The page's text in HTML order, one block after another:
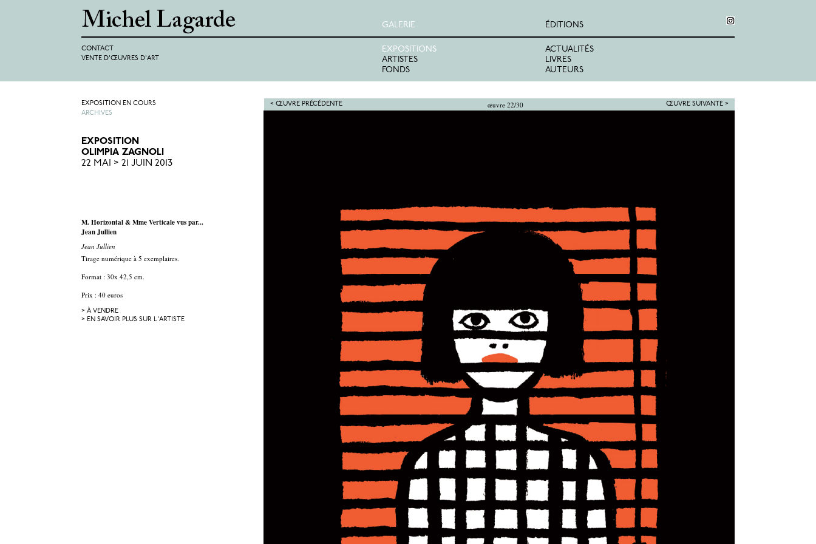
GALERIE
EXPOSITIONS
ARTISTES
FONDS
ÉDITIONS
ACTUALITÉS
LIVRES
AUTEURS
CONTACT
VENTE D'ŒUVRES D'ART
œuvre 22/30
< ŒUVRE PRÉCÉDENTE ŒUVRE SUIVANTE >
EXPOSITION EN COURS
ARCHIVES
EXPOSITION
OLIMPIA ZAGNOLI
22 MAI > 21 JUIN 2013
M. Horizontal & Mme Verticale vus par...
Jean Jullien
Jean Jullien
Tirage numérique à 5 exemplaires.
Format : 30x 42,5 cm.
Prix : 40 euros
> À VENDRE
> EN SAVOIR PLUS SUR L'ARTISTE